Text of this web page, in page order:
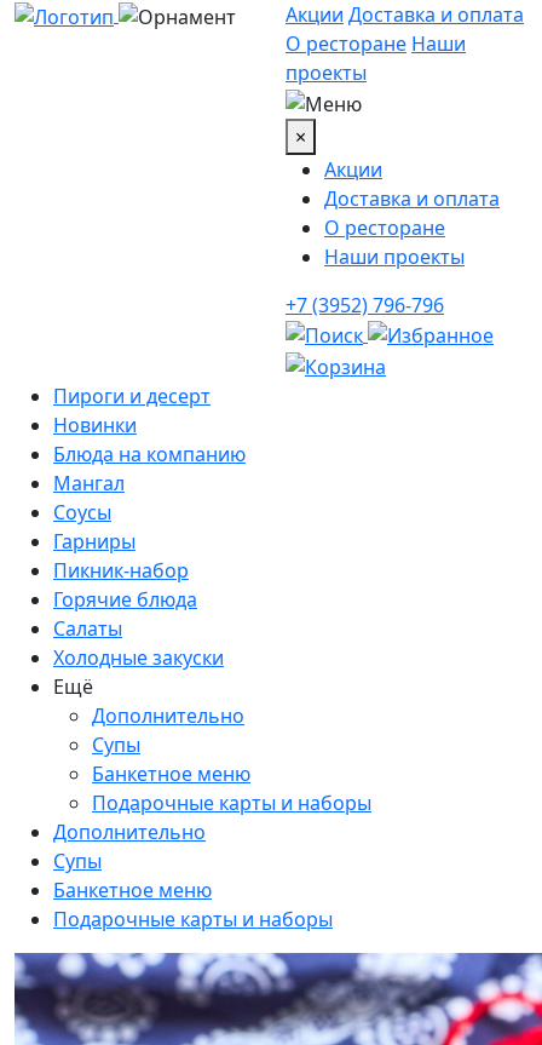
Акции Доставка и оплата
О ресторане Наши
проекты
×
Акции
Доставка и оплата
О ресторане
Наши проекты
+7 (3952) 796-796
Пироги и десерт
Новинки
Блюда на компанию
Мангал
Соусы
Гарниры
Пикник-набор
Горячие блюда
Салаты
Холодные закуски
Ещё
Дополнительно
Супы
Банкетное меню
Подарочные карты и наборы
Дополнительно
Супы
Банкетное меню
Подарочные карты и наборы